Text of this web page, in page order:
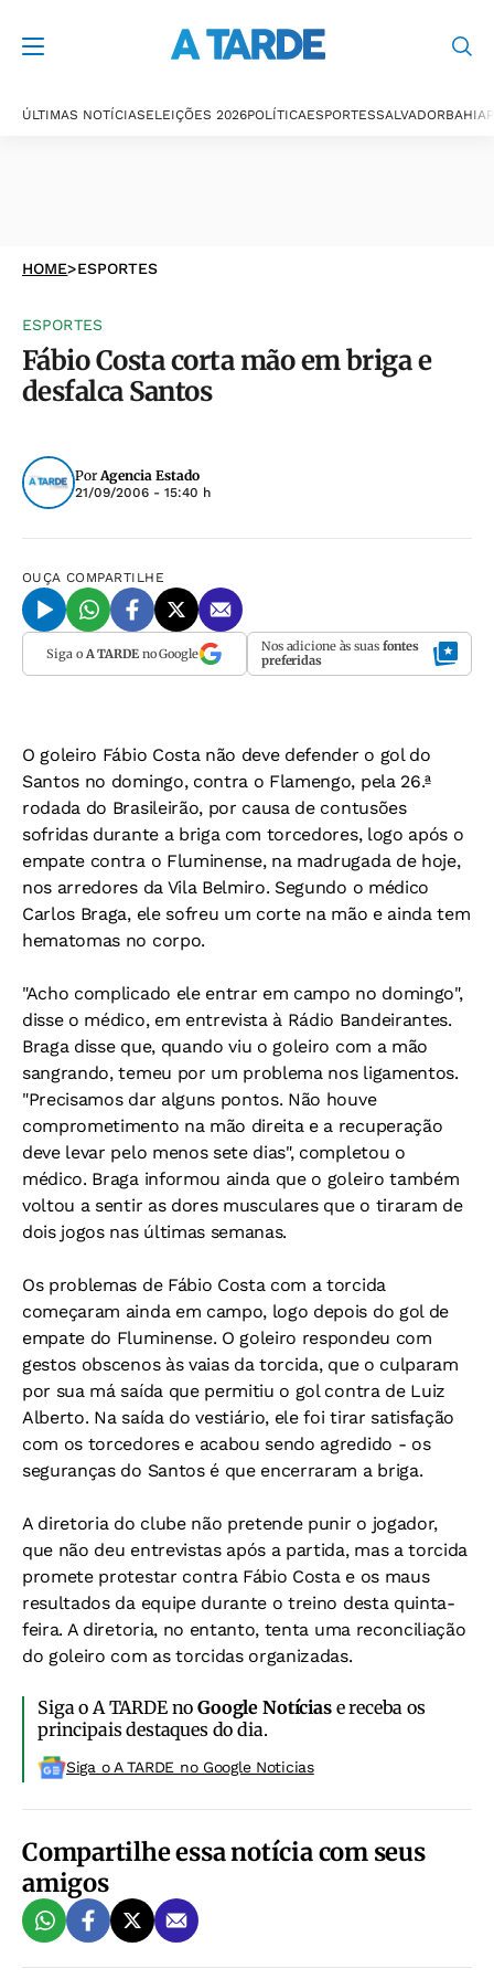
ÚLTIMAS NOTÍCIASELEIÇÕES 2026POLÍTICAESPORTESSALVADORBAHIA
HOME>ESPORTES
ESPORTES
Fábio Costa corta mão em briga e
desfalca Santos
PorAgencia Estado
21/09/2006 - 15:40 h
OUÇA COMPARTILHE
Siga o A TARDEno Google Nos adicione às suas fontes
preferidas
O goleiro Fábio Costa não deve defender o gol do
Santos no domingo, contra o Flamengo, pela 26.ª
rodada do Brasileirão, por causa de contusões
sofridas durante a briga com torcedores, logo após o
empate contra o Fluminense, na madrugada de hoje,
nos arredores da Vila Belmiro. Segundo o médico
Carlos Braga, ele sofreu um corte na mão e ainda tem
hematomas no corpo.
"Acho complicado ele entrar em campo no domingo",
disse o médico, em entrevista à Rádio Bandeirantes.
Braga disse que, quando viu o goleiro com a mão
sangrando, temeu por um problema nos ligamentos.
"Precisamos dar alguns pontos. Não houve
comprometimento na mão direita e a recuperação
deve levar pelo menos sete dias", completou o
médico. Braga informou ainda que o goleiro também
voltou a sentir as dores musculares que o tiraram de
dois jogos nas últimas semanas.
Os problemas de Fábio Costa com a torcida
começaram ainda em campo, logo depois do gol de
empate do Fluminense. O goleiro respondeu com
gestos obscenos às vaias da torcida, que o culparam
por sua má saída que permitiu o gol contra de Luiz
Alberto. Na saída do vestiário, ele foi tirar satisfação
com os torcedores e acabou sendo agredido - os
seguranças do Santos é que encerraram a briga.
A diretoria do clube não pretende punir o jogador,
que não deu entrevistas após a partida, mas a torcida
promete protestar contra Fábio Costa e os maus
resultados da equipe durante o treino desta quinta-
feira. A diretoria, no entanto, tenta uma reconciliação
do goleiro com as torcidas organizadas.
Siga o A TARDE noGoogle Notíciase receba os
principais destaques do dia.
Siga o A TARDE no Google Noticias
Compartilhe essa notícia com seus
amigos